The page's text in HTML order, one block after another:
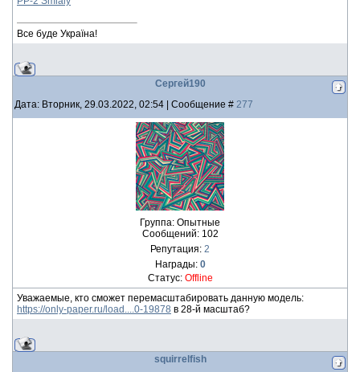
Все буде Україна!
Сергей190
Дата: Вторник, 29.03.2022, 02:54 | Сообщение # 277
Группа: Опытные
Сообщений: 102
Репутация: 2
Награды: 0
Статус: Offline
Уважаемые, кто сможет перемасштабировать данную модель:
https://only-paper.ru/load....0-19878 в 28-й масштаб?
squirrelfish